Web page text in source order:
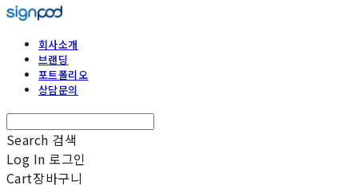
회사소개
브랜딩
포트폴리오
상담문의
Search 검색
Log In 로그인
Cart장바구니